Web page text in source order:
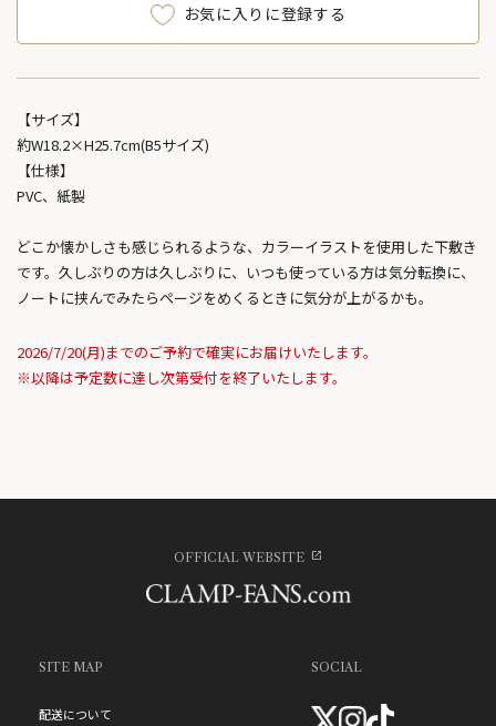
お気に入りに登録する
【サイズ】
約W18.2×H25.7cm(B5サイズ)
【仕様】
PVC、紙製
どこか懐かしさも感じられるような、カラーイラストを使用した下敷き
です。久しぶりの方は久しぶりに、いつも使っている方は気分転換に、
ノートに挟んでみたらページをめくるときに気分が上がるかも。
2026/7/20(月)までのご予約で確実にお届けいたします。
※以降は予定数に達し次第受付を終了いたします。
OFFICIAL WEBSITE
SITE MAP
配送について
SOCIAL